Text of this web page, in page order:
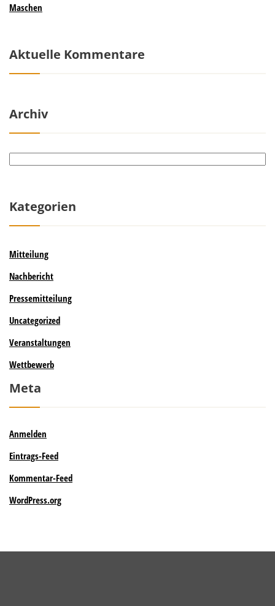
Maschen
Aktuelle Kommentare
Archiv
Kategorien
Mitteilung
Nachbericht
Pressemitteilung
Uncategorized
Veranstaltungen
Wettbewerb
Meta
Anmelden
Eintrags-Feed
Kommentar-Feed
WordPress.org